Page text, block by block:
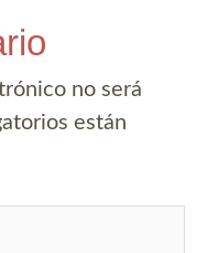
no será
están